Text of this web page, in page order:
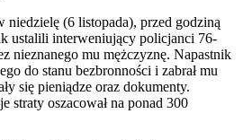
niedzielę (6 listopada), przed godziną
ustalili interweniujący policjanci 76-
nieznanego mu mężczyznę. Napastnik
do stanu bezbronności i zabrał mu
się pieniądze oraz dokumenty.
straty oszacował na ponad 300